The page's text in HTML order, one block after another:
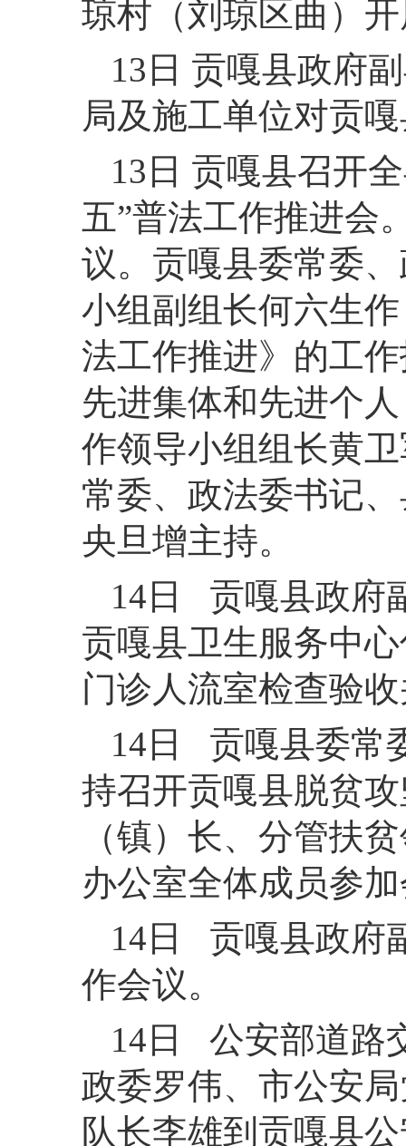
琼村（刘琼区曲）
13日 贡嘎县政府
局及施工单位对贡
13日 贡嘎县召开
五”普法工作推进会
议。贡嘎县委常委
小组副组长何六生作
法工作推进》的工
先进集体和先进个
作领导小组组长黄
常委、政法委书记
央旦增主持。
14日 贡嘎县政府
贡嘎县卫生服务中
门诊人流室检查验
14日 贡嘎县委常
持召开贡嘎县脱贫
（镇）长、分管扶
办公室全体成员参
14日 贡嘎县政府
作会议。
14日 公安部道路
政委罗伟、市公安
队长李雄到贡嘎县